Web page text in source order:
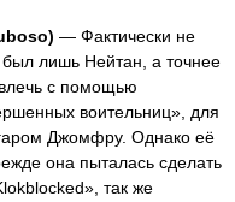
— Фактически не
лишь Нейтан, а точнее
с помощью
воительниц», для
Джомфру. Однако её
она пыталась сделать
так же